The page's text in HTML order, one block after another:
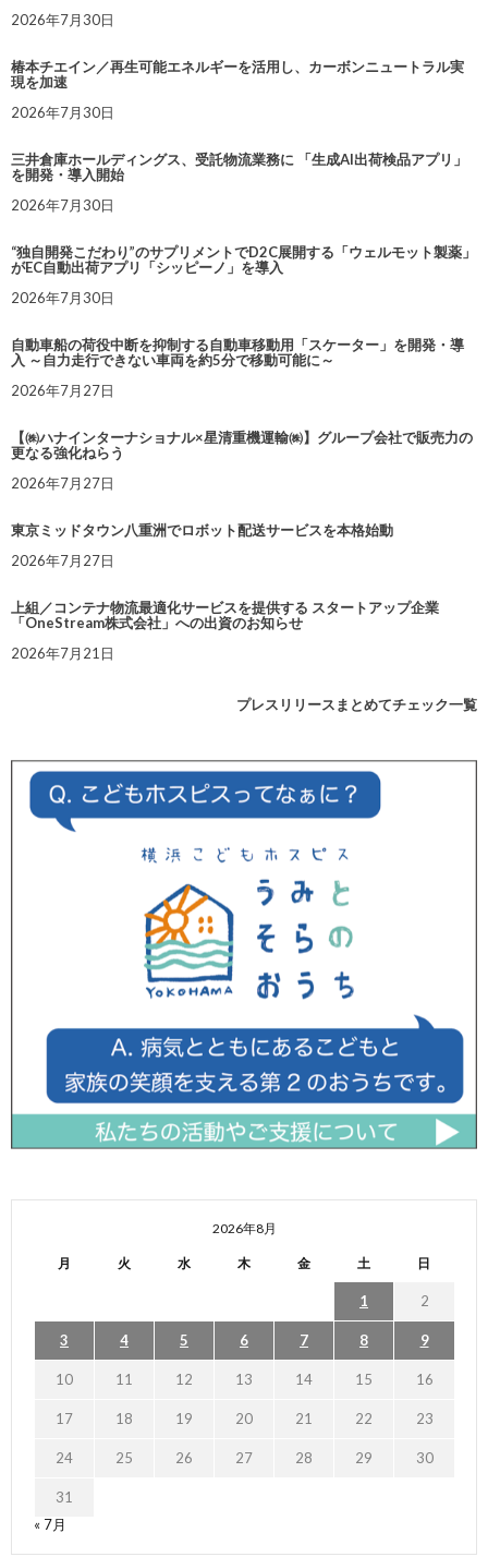
2026年7月30日
椿本チエイン／再生可能エネルギーを活用し、カーボンニュートラル実
現を加速
2026年7月30日
三井倉庫ホールディングス、受託物流業務に 「生成AI出荷検品アプリ」
を開発・導入開始
2026年7月30日
“独自開発こだわり”のサプリメントでD2C展開する「ウェルモット製薬」
がEC自動出荷アプリ「シッピーノ」を導入
2026年7月30日
自動車船の荷役中断を抑制する自動車移動用「スケーター」を開発・導
入 ～自力走行できない車両を約5分で移動可能に～
2026年7月27日
【㈱ハナインターナショナル×星清重機運輸㈱】グループ会社で販売力の
更なる強化ねらう
2026年7月27日
東京ミッドタウン八重洲でロボット配送サービスを本格始動
2026年7月27日
上組／コンテナ物流最適化サービスを提供する スタートアップ企業
「OneStream株式会社」への出資のお知らせ
2026年7月21日
プレスリリースまとめてチェック一覧
2026年8月
月 火 水 木 金 土 日
1 2
3 4 5 6 7 8 9
10 11 12 13 14 15 16
17 18 19 20 21 22 23
24 25 26 27 28 29 30
31
« 7月